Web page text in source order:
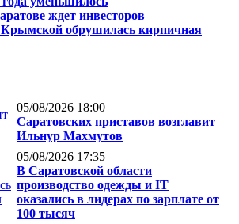
ждет инвесторов
обрушилась кирпичная
05/08/2026 18:00
Саратовских приставов возглавит
Ильнур Махмутов
05/08/2026 17:35
В Саратовской области
производство одежды и IT
оказались в лидерах по зарплате от
100 тысяч